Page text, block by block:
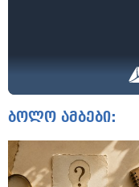
ბოლო ამბები: